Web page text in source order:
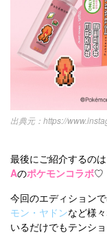
https://
最後にご紹介するの
Aのポケモンコラボ♡
今回のエディションで
モン・ヤドンなど様
いるだけでもテンシ